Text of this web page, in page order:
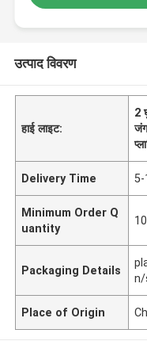
उत्पाद विवरण
हाई लाइट:
2
Delivery Time
Minimum Order Q
uantity
Packaging Details
n/
Place of Origin